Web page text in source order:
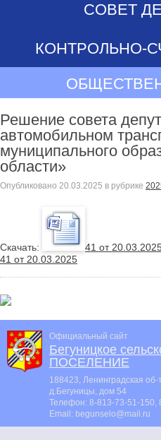
СОВЕТ
КОНТРОЛЬНО-
Решение совета
автомобильном
муниципального
области»
Опубликовано 20.03.2025 в рубрике
Cкачать:
41 от
41 от 20.03.2025
Официальный сайт
Бегуницкое
ПОСЕЛЕНИЕ
188423, Ленинградская об-
д.Бегуницы, дом 54
Телефон: 8-813-73-51-150,
Email: begunselo@mail.ru